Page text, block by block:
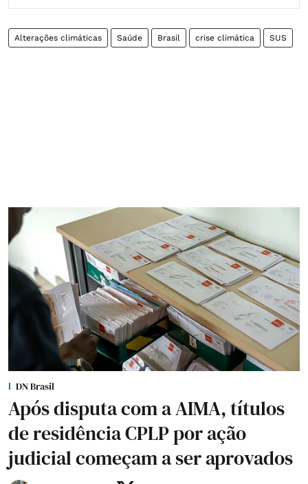
Alterações climáticas Saúde Brasil crise climática SUS
DN Brasil
Após disputa com a AIMA, títulos
de residência CPLP por ação
judicial começam a ser aprovados